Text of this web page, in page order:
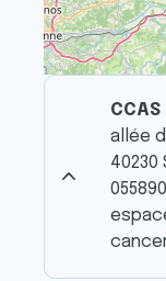
CCAS
allée
40230